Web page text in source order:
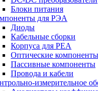
Блоки питания
для РЭА
Диоды
Кабельные сборки
Корпуса для РЕА
Оптические компоненты
Пассивные компоненты
Провода и кабели
измерительное